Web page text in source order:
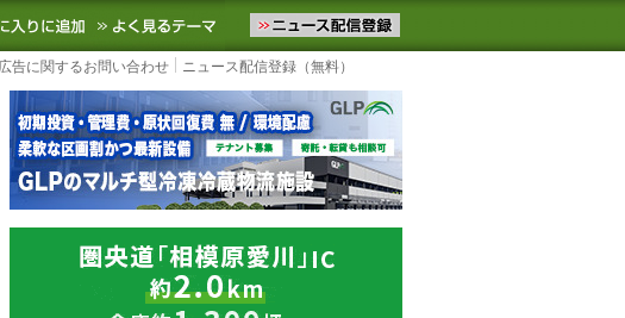
の物流ニュースをお届けします。物流ニュースメール配信を登録す
お気に入りに追加 よく見るテーマ
広告に関するお問い合わせ ニュース配信登録（無料）